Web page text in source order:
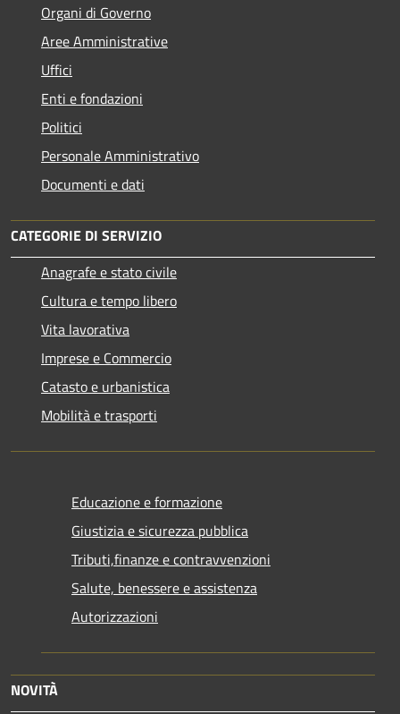
Organi di Governo
Aree Amministrative
Uffici
Enti e fondazioni
Politici
Personale Amministrativo
Documenti e dati
CATEGORIE DI SERVIZIO
Anagrafe e stato civile
Cultura e tempo libero
Vita lavorativa
Imprese e Commercio
Catasto e urbanistica
Mobilità e trasporti
Educazione e formazione
Giustizia e sicurezza pubblica
Tributi,finanze e contravvenzioni
Salute, benessere e assistenza
Autorizzazioni
NOVITÀ